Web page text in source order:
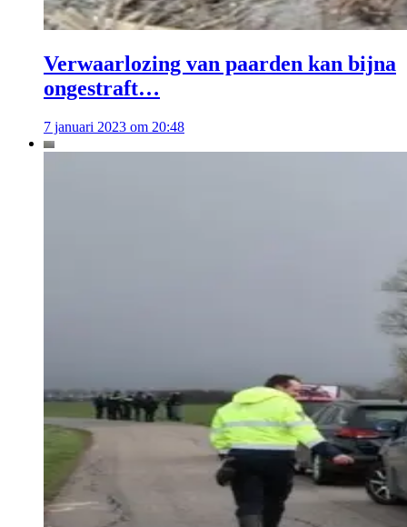
Verwaarlozing van paarden kan bijna
ongestraft…
7 januari 2023 om 20:48